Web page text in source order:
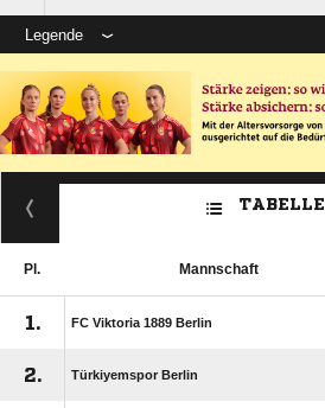
Legende
TABELLE
Pl. Mannschaft
1. FC Viktoria 1889 Berlin
2. Türkiyemspor Berlin